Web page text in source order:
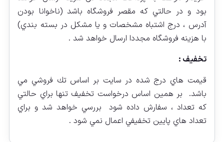
بود و در حالتي كه مقصر فروشگاه باشد (ناخوانا بودن
آدرس ، درج اشتباه مشخصات و يا مشكل در بسته بندي)
با هزينه فروشگاه مجددا ارسال خواهد شد .
تخفيف :
قيمت هاي درج شده در سايت بر اساس تك فروشي مي
باشد. بر همين اساس درخواست تخفيف تنها براي حالتي
كه تعداد ، سفارش داده شود بررسي خواهد شد و براي
تعداد هاي پايين تخفيفي اعمال نمي شود .